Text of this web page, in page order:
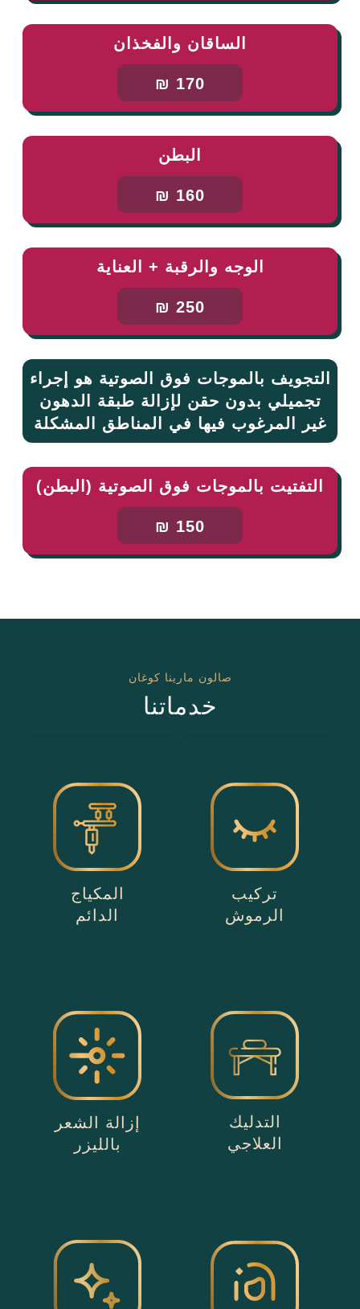
الساقان والفخذان
170 ₪
البطن
160 ₪
الوجه والرقبة + العناية
250 ₪
التجويف بالموجات فوق الصوتية هو إجراء
تجميلي بدون حقن لإزالة طبقة الدهون
غير المرغوب فيها في المناطق المشكلة
التفتيت بالموجات فوق الصوتية (البطن)
150 ₪
صالون مارينا كوغان
خدماتنا
تركيب
الرموش
المكياج
الدائم
التدليك
العلاجي
إزالة الشعر
بالليزر